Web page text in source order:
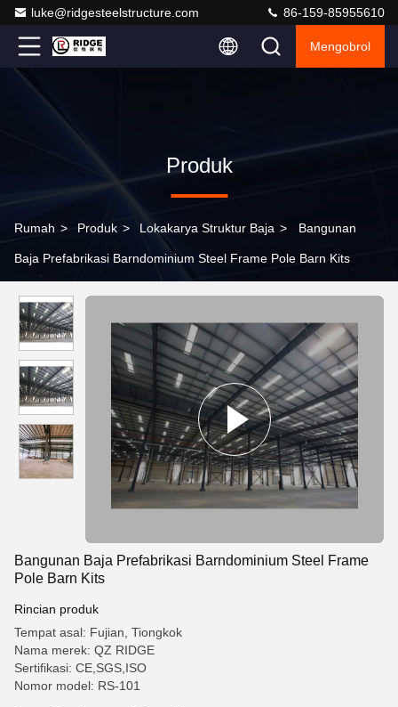
luke@ridgesteelstructure.com 86-159-85955610
Mengobrol
Produk
Rumah > Produk > Lokakarya Struktur Baja > Bangunan
Baja Prefabrikasi Barndominium Steel Frame Pole Barn Kits
Bangunan Baja Prefabrikasi Barndominium Steel Frame
Pole Barn Kits
Rincian produk
Tempat asal: Fujian, Tiongkok
Nama merek: QZ RIDGE
Sertifikasi: CE,SGS,ISO
Nomor model: RS-101